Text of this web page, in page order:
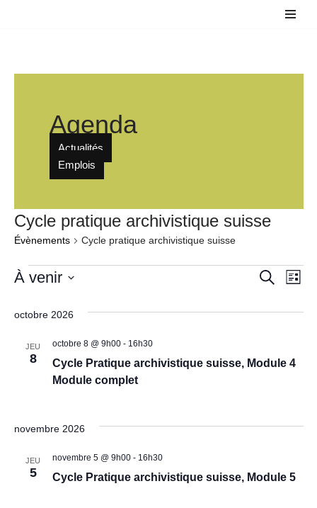
contenu
Agenda
Actualités
Emplois
Cycle pratique archivistique suisse
Évènements Cycle pratique archivistique suisse
de
Recherche
Liste
À venir
une
octobre 2026
JEU
8
Cycle Pratique archivistique suisse, Module 4
Module complet
octobre 8 @ 9h00- 16h30
novembre 2026
JEU
5 Cycle Pratique archivistique suisse, Module 5
novembre 5 @ 9h00- 16h30